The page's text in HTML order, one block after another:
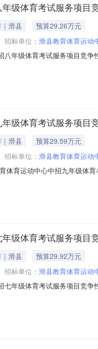
级体育考试服务项目
滑县
预算29.26万元
招标单位： 滑县教育体育运动
八年级体育考试服务项目竞
】20230015号2、项目名称
级体育考试服务项目
滑县
预算29.59万元
招标单位： 滑县教育体育运动
体育运动中心中招九年级体
日9时10分（北京时间）前
级体育考试服务项目
滑县
预算29.92万元
招标单位： 滑县教育体育运动
七年级体育考试服务项目竞
】20230014号2、项目名称